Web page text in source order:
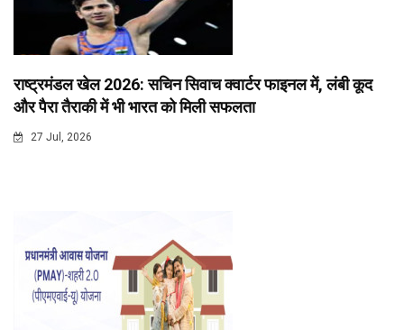
राष्ट्रमंडल खेल 2026: सचिन सिवाच क्वार्टर फाइनल में, लंबी कूद
और पैरा तैराकी में भी भारत को मिली सफलता
27 Jul, 2026